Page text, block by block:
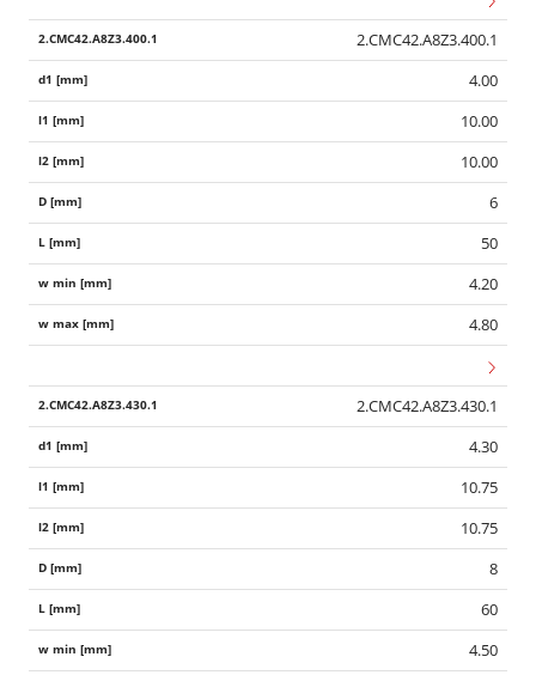
2.CMC42.A8Z3.400.1
4.00
10.00
10.00
6
50
4.20
4.80
2.CMC42.A8Z3.430.1
4.30
10.75
10.75
8
60
4.50